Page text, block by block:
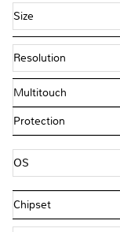
Size
Resolution
Multitouch
Protection
OS
Chipset